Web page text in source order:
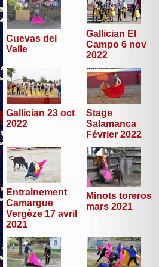
Cuevas del
Valle
Gallician El
Campo 6 nov
2022
Gallician 23 oct
2022
Stage
Salamanca
Février 2022
Entrainement
Camargue
Vergèze 17 avril
2021
Minots toreros
mars 2021